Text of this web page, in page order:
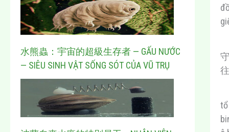
水熊蟲：宇宙的超級生存者 — GẤU NƯỚC
— SIÊU SINH VẬT SỐNG SÓT CỦA VŨ TRỤ